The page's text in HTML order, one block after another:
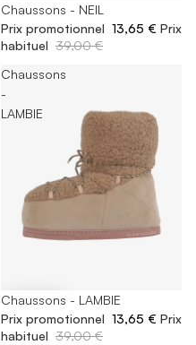
-65%
Chaussons - NEIL
Prix promotionnel 13,65 € Prix
habituel 39,00 €
Chaussons
-
LAMBIE
-65%
Chaussons - LAMBIE
Prix promotionnel 13,65 € Prix
habituel 39,00 €